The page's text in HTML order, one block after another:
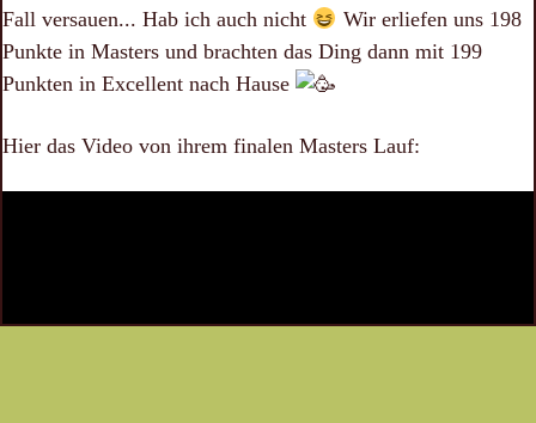
Fall versauen... Hab ich auch nicht
Wir erliefen uns 198
Punkte in Masters und brachten das Ding dann mit 199
Punkten in Excellent nach Hause
Hier das Video von ihrem finalen Masters Lauf: